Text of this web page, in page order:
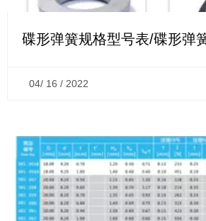
碟形弹簧规格型号表/碟形弹
04/ 16 / 2022